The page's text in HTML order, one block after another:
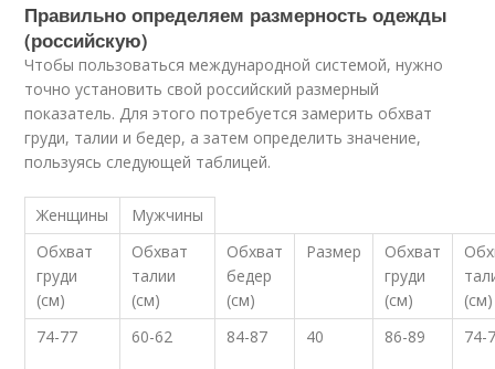
Правильно определяем размерность одежды
(российскую)
Чтобы пользоваться международной системой, нужно
точно установить свой российский размерный
показатель. Для этого потребуется замерить обхват
груди, талии и бедер, а затем определить значение,
пользуясь следующей таблицей.
Женщины
Мужчины
Обхват
груди
(см)
Обхват
талии
(см)
Обхват
бедер
(см)
Размер
Обхват
груди
(см)
(см)
74-77
60-62 84-87 40 86-89 74-